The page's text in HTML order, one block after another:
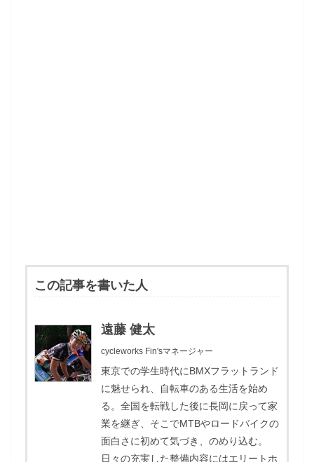
この記事を書いた人
遠藤 健太
cycleworks Fin'sマネージャー
東京での学生時代にBMXフラットランド
に魅せられ、自転車のある生活を始め
る。全国を転戦した後に長岡に戻って家
業を継ぎ、そこでMTBやロードバイクの
面白さに初めて気づき、のめり込む。
日々の充実した整備内容にはエリートホ